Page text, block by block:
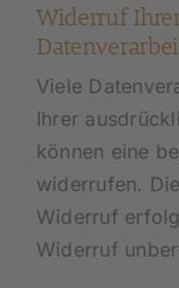
Widerruf
Viele
Ihrer
können eine
widerrufen.
Widerruf
Widerruf